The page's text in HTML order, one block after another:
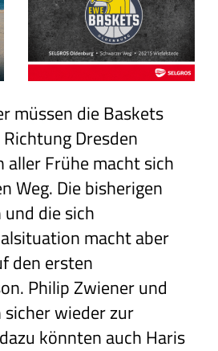
müssen die Baskets
Dresden
aller Frühe macht sich
Weg. Die bisherigen
die sich
macht aber
den ersten
Philip Zwiener und
wieder zur
könnten auch Haris